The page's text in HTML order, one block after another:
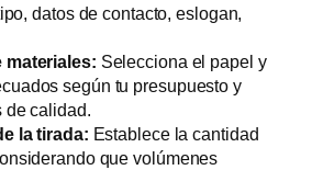
datos de contacto, eslogan,
materiales: Selecciona el papel y
según tu presupuesto y
de calidad.
la tirada: Establece la cantidad
que volúmenes